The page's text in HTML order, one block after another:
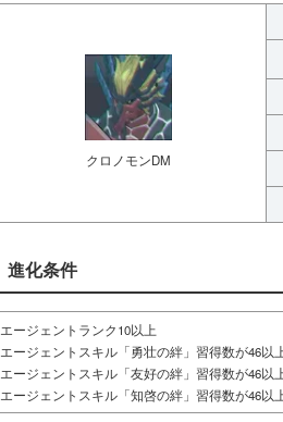
クロノモンDM
進化条件
エージェントランク10以上
エージェントスキル「勇壮の絆」習得数が46
エージェントスキル「友好の絆」習得数が46以
エージェントスキル「知啓の絆」習得数が46以